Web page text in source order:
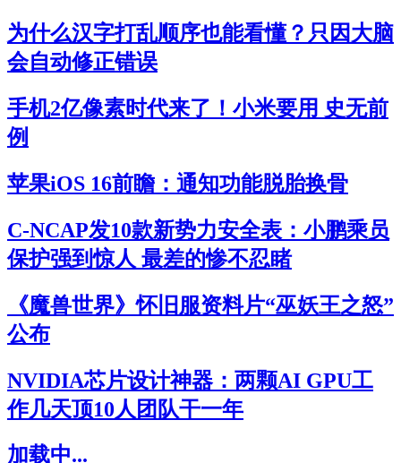
为什么汉字打乱顺序也能看懂？只因大脑
会自动修正错误
手机2亿像素时代来了！小米要用 史无前
例
苹果iOS 16前瞻：通知功能脱胎换骨
C-NCAP发10款新势力安全表：小鹏乘员
保护强到惊人 最差的惨不忍睹
《魔兽世界》怀旧服资料片“巫妖王之怒”
公布
NVIDIA芯片设计神器：两颗AI GPU工
作几天顶10人团队干一年
加载中...